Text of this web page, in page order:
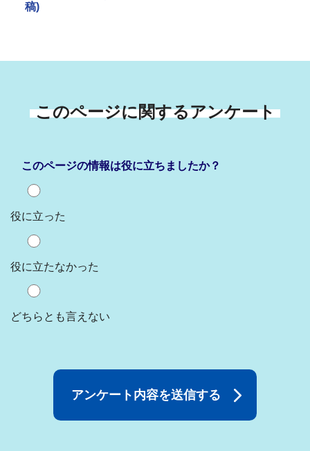
稿)
このページに関するアンケート
このページの情報は役に立ちましたか？
役に立った
役に立たなかった
どちらとも言えない